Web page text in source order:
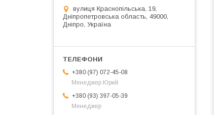
вулиця Краснопільська, 19,
Дніпропетровська область, 49000,
Дніпро, Україна
+380 (97) 072-45-08
Менеджер Юрий
+380 (93) 397-05-39
Менеджер